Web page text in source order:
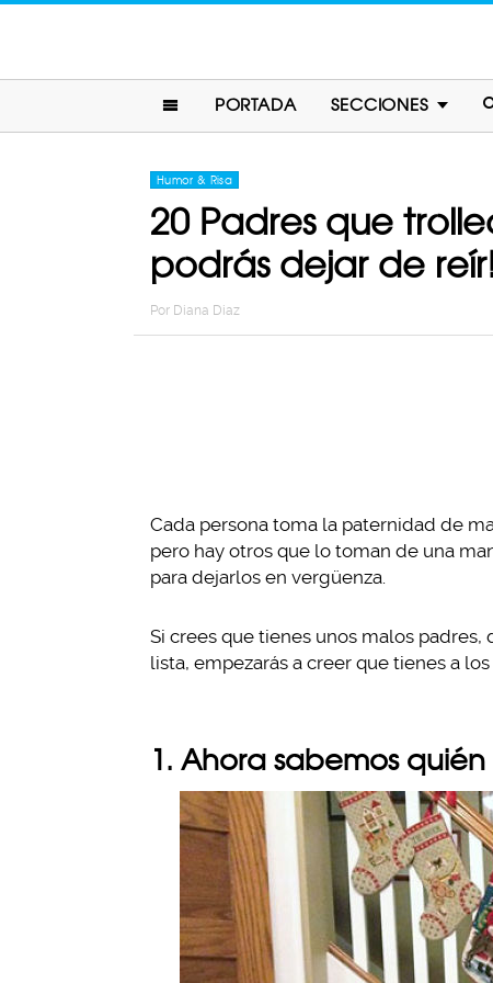
PORTADA SECCIONES
Humor & Risa
20 Padres que
podrás dejar de
Por Diana Diaz
Cada persona toma la paternidad de
pero hay otros que lo toman de una
para dejarlos en vergüenza.
Si crees que tienes unos malos padres,
lista, empezarás a creer que tienes a
1. Ahora sabemos